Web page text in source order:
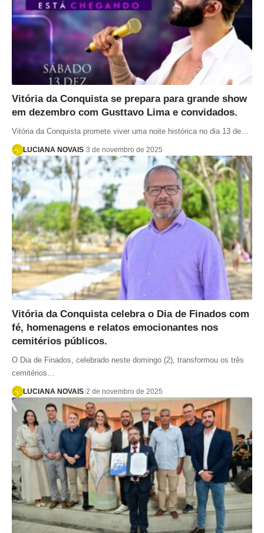
Vitória da Conquista se prepara para grande show
em dezembro com Gusttavo Lima e convidados.
Vitória da Conquista promete viver uma noite histórica no dia 13 de…
LUCIANA NOVAIS 3 de novembro de 2025
Vitória da Conquista celebra o Dia de Finados com
fé, homenagens e relatos emocionantes nos
cemitérios públicos.
O Dia de Finados, celebrado neste domingo (2), transformou os três
cemitérios…
LUCIANA NOVAIS 2 de novembro de 2025